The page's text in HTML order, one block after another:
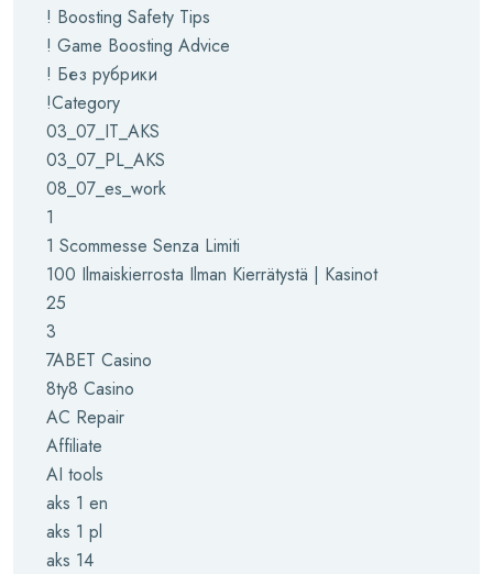
! Boosting Safety Tips
! Game Boosting Advice
! Без рубрики
!Category
03_07_IT_AKS
03_07_PL_AKS
08_07_es_work
1
1 Scommesse Senza Limiti
100 Ilmaiskierrosta Ilman Kierrätystä | Kasinot
25
3
7ABET Casino
8ty8 Casino
AC Repair
Affiliate
AI tools
aks 1 en
aks 1 pl
aks 14